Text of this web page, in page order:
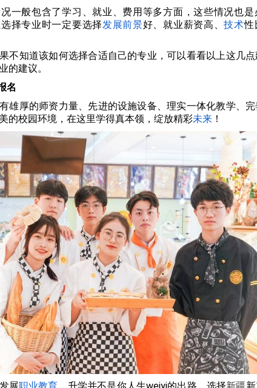
一般包含了学习、就业、费用等多方面，这些情况也是
择专业时一定要选择发展前景好、就业薪资高、技术性
不知道该如何选择合适自己的专业，可以看看以上这几
的建议。
名
雄厚的师资力量、先进的设施设备、理实一体化教学、
的校园环境，在这里学得真本领，绽放精彩未来！